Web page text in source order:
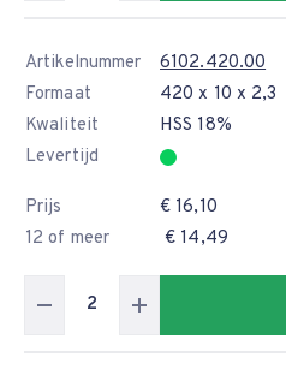
Artikelnummer
6102.420.00
Formaat
420 x 10 x 2,3
Kwaliteit
HSS 18%
Levertijd
Prijs
€ 16,10
12 of meer
€ 14,49